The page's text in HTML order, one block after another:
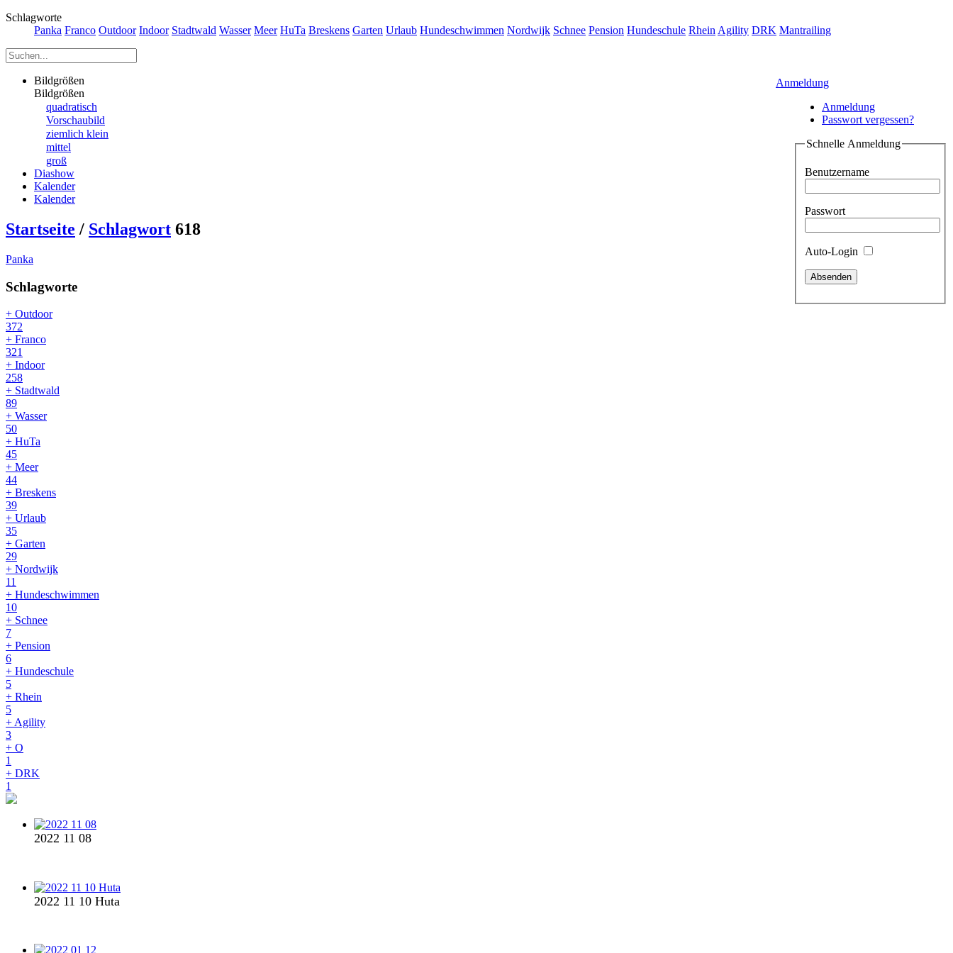
Schlagworte
Panka Franco Outdoor Indoor Stadtwald Wasser Meer HuTa Breskens Garten Urlaub Hundeschwimmen Nordwijk Schnee Pension Hundeschule Rhein Agility DRK Mantrailing
Anmeldung
Anmeldung
Passwort vergessen?
Schnelle Anmeldung
Benutzername
Passwort
Auto-Login
Bildgrößen
Bildgrößen
quadratisch
Vorschaubild
ziemlich klein
mittel
groß
Diashow
Kalender
Kalender
Startseite / Schlagwort 618
Panka
Schlagworte
+ Outdoor
372
+ Franco
321
+ Indoor
258
+ Stadtwald
89
+ Wasser
50
+ HuTa
45
+ Meer
44
+ Breskens
39
+ Urlaub
35
+ Garten
29
+ Nordwijk
11
+ Hundeschwimmen
10
+ Schnee
7
+ Pension
6
+ Hundeschule
5
+ Rhein
5
+ Agility
3
+ O
1
+ DRK
1
2022 11 08
2022 11 10 Huta